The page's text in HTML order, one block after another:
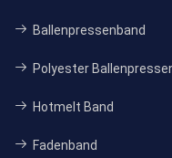
Ballenpressenband
Polyester
Hotmelt Band
Fadenband